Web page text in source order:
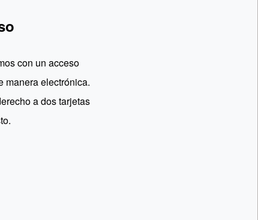
con un acceso
manera electrónica.
a dos tarjetas